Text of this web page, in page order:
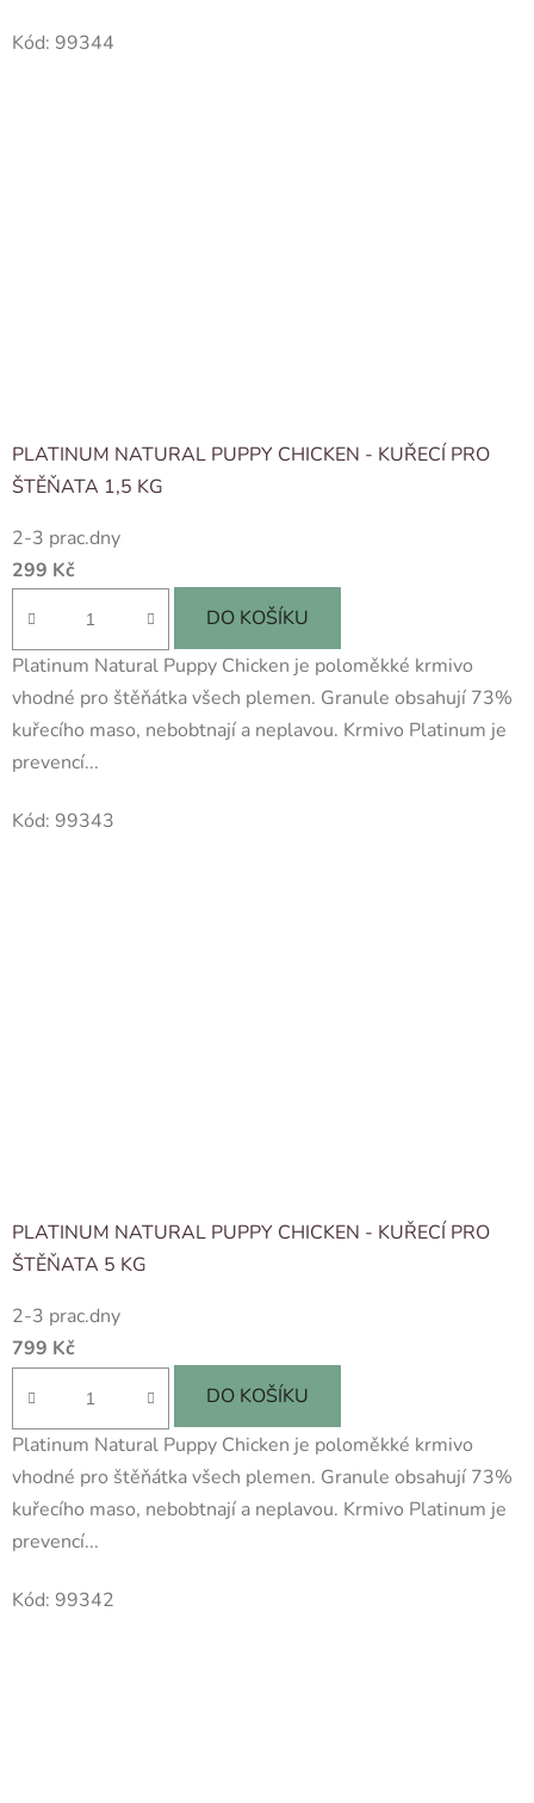
Kód: 99344
PLATINUM NATURAL PUPPY CHICKEN - KUŘECÍ PRO
ŠTĚŇATA 1,5 KG
2-3 prac.dny
299 Kč
DO KOŠÍKU
Platinum Natural Puppy Chicken je poloměkké krmivo
vhodné pro štěňátka všech plemen. Granule obsahují 73%
kuřecího maso, nebobtnají a neplavou. Krmivo Platinum je
prevencí...
Kód: 99343
PLATINUM NATURAL PUPPY CHICKEN - KUŘECÍ PRO
ŠTĚŇATA 5 KG
2-3 prac.dny
799 Kč
DO KOŠÍKU
Platinum Natural Puppy Chicken je poloměkké krmivo
vhodné pro štěňátka všech plemen. Granule obsahují 73%
kuřecího maso, nebobtnají a neplavou. Krmivo Platinum je
prevencí...
Kód: 99342